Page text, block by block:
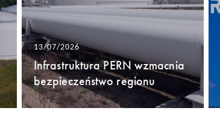
13/07/2026
Infrastruktura PERN wzmacnia
bezpieczeństwo regionu